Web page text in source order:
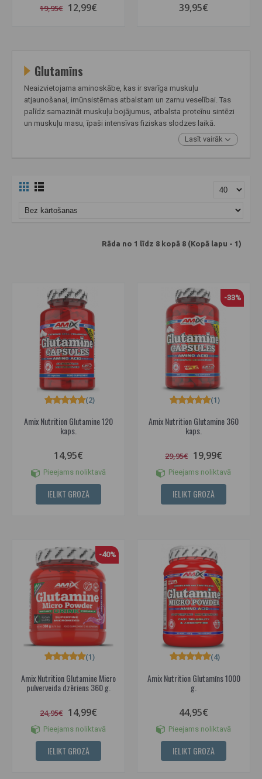
19,95€ 12,99€ 39,95€
Glutamīns
Neaizvietojama aminoskābe, kas ir svarīga muskuļu
atjaunošanai, imūnsistēmas atbalstam un zarnu veselībai. Tas
palīdz samazināt muskuļu bojājumus, atbalsta proteīnu sintēzi
un muskuļu masu, īpaši intensīvas fiziskas slodzes laikā.
Lasīt vairāk
Rāda no 1 līdz 8 kopā 8 (Kopā lapu - 1)
Amix Nutrition Glutamine 120
kaps.
(2)
14,95€
Pieejams noliktavā
IELIKT GROZĀ
-33%
Amix Nutrition Glutamine 360
kaps.
(1)
29,95€ 19,99€
Pieejams noliktavā
IELIKT GROZĀ
-40%
Amix Nutrition Glutamine Micro
pulverveida dzēriens 360 g.
(1)
24,95€ 14,99€
Pieejams noliktavā
IELIKT GROZĀ
Amix Nutrition Glutamīns 1000
g.
(4)
44,95€
Pieejams noliktavā
IELIKT GROZĀ